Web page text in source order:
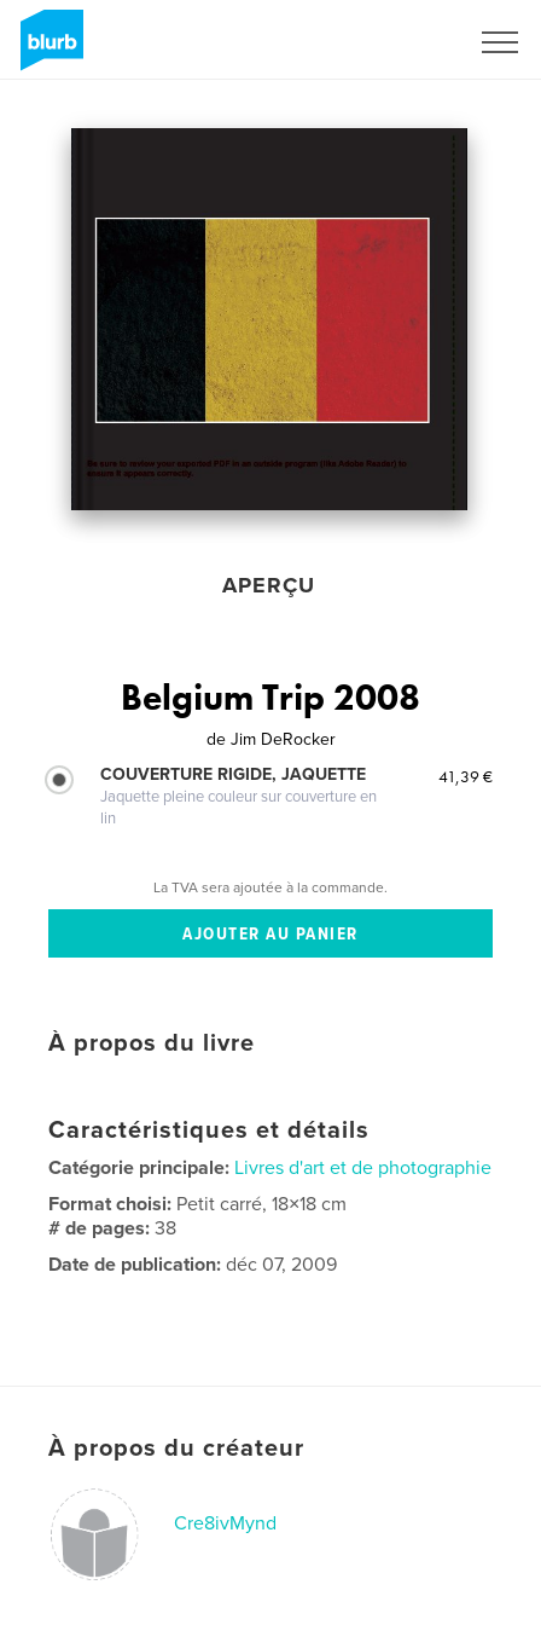
APERÇU
Belgium Trip 2008
de Jim DeRocker
COUVERTURE RIGIDE, JAQUETTE
Jaquette pleine couleur sur couverture en
lin
41,39 €
La TVA sera ajoutée à la commande.
À propos du livre
Caractéristiques et détails
Catégorie principale: Livres d'art et de photographie
Format choisi: Petit carré, 18×18 cm
# de pages:38
Date de publication: déc 07, 2009
À propos du créateur
Cre8ivMynd